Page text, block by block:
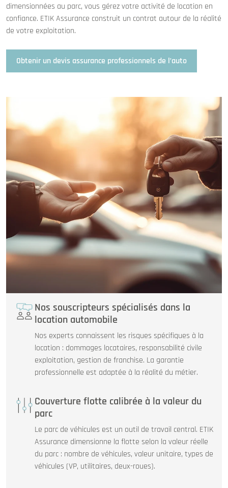
dimensionnées au parc, vous gérez votre activité de location en
confiance. ETIK Assurance construit un contrat autour de la réalité
de votre exploitation.
Obtenir un devis assurance professionnels de l’auto
Nos souscripteurs spécialisés dans la
location automobile
Nos experts connaissent les risques spécifiques à la
location : dommages locataires, responsabilité civile
exploitation, gestion de franchise. La garantie
professionnelle est adaptée à la réalité du métier.
Couverture flotte calibrée à la valeur du
parc
Le parc de véhicules est un outil de travail central. ETIK
Assurance dimensionne la flotte selon la valeur réelle
du parc : nombre de véhicules, valeur unitaire, types de
véhicules (VP, utilitaires, deux-roues).